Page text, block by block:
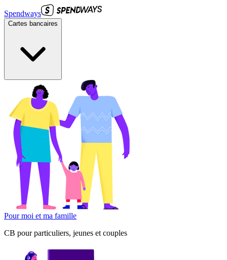
Spendways
Cartes bancaires
Pour moi et ma famille
CB pour particuliers, jeunes et couples